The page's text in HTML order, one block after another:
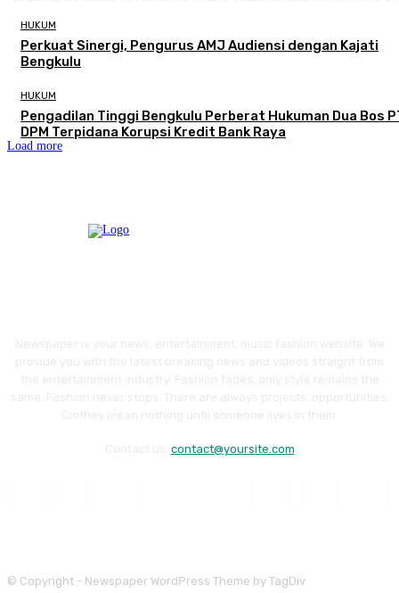
HUKUM
Perkuat Sinergi, Pengurus AMJ Audiensi dengan Kajati
Bengkulu
HUKUM
Pengadilan Tinggi Bengkulu Perberat Hukuman Dua Bos
DPM Terpidana Korupsi Kredit Bank Raya
Load more
contact@yoursite.com
© Copyright - Newspaper WordPress Theme by TagDiv